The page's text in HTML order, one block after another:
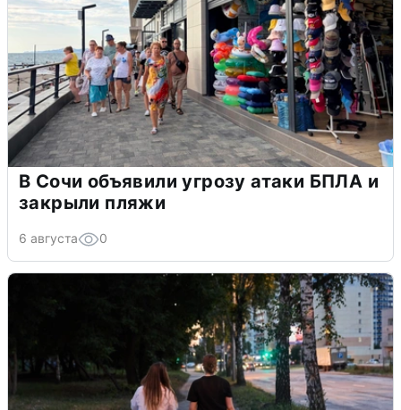
В Сочи объявили угрозу атаки БПЛА и
закрыли пляжи
6 августа 0